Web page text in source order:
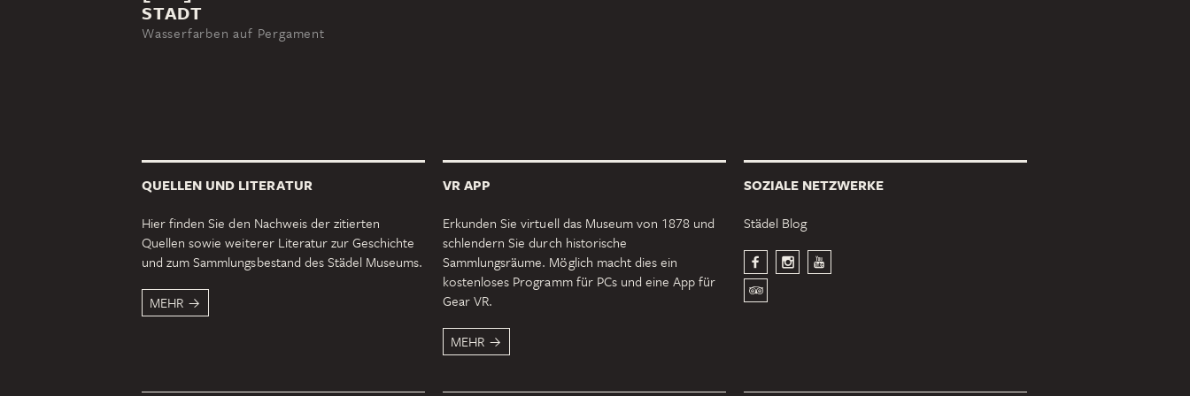
STADT
Wasserfarben auf Pergament
QUELLEN UND LITERATUR
Hier finden Sie den Nachweis der zitierten
Quellen sowie weiterer Literatur zur Geschichte
und zum Sammlungsbestand des Städel Museums.
MEHR
VR APP
Erkunden Sie virtuell das Museum von 1878 und
schlendern Sie durch historische
Sammlungsräume. Möglich macht dies ein
kostenloses Programm für PCs und eine App für
Gear VR.
MEHR
SOZIALE NETZWERKE
Städel Blog